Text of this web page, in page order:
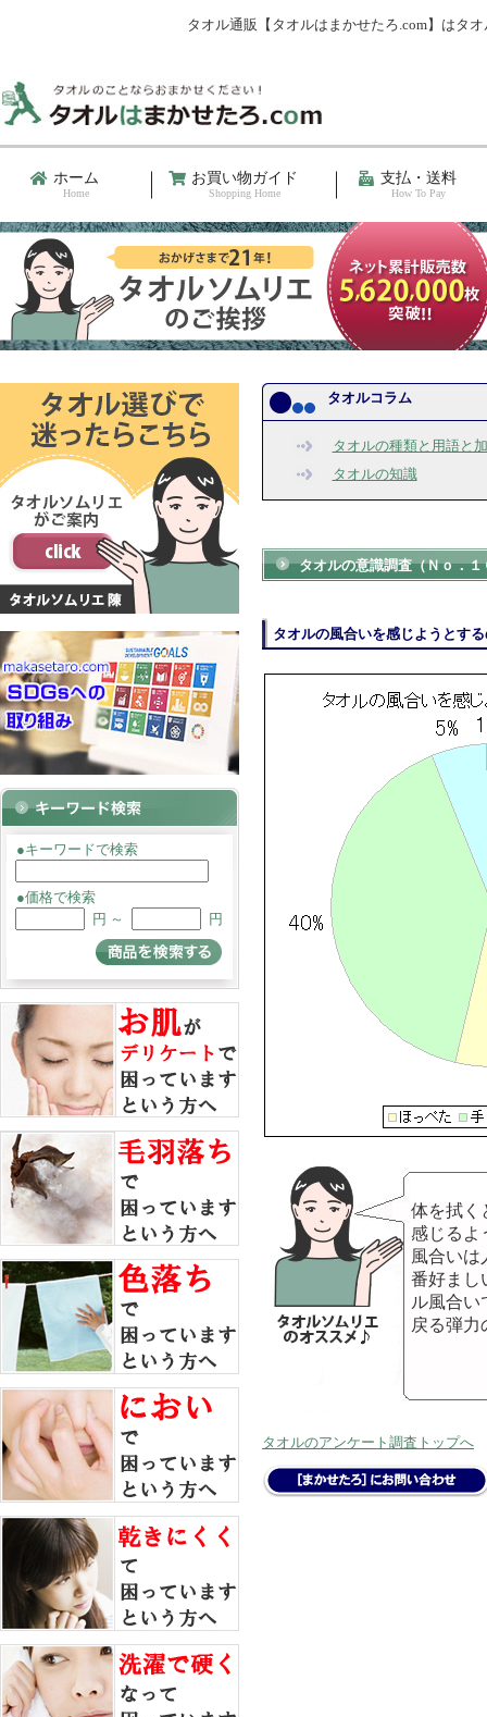
タオル通販【タオルはまかせたろ.com】はタ
ホーム
Home
お買い物ガイド
Shopping Home
支払・送料
How To Pay
●キーワードで検索
●価格で検索
円 ～
円
タオルコラム
タオルの種類と用語と
タオルの知識
タオルの意識調査（Ｎｏ．１
タオルの風合いを感じようとす
体を拭く
感じるよ
風合いは
番好まし
ル風合い
戻る弾力
タオルのアンケート調査トップへ